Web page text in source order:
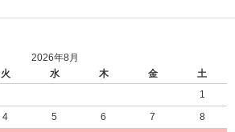
2026年8月
火 水 木 金
土
1
4 5 6 7
8